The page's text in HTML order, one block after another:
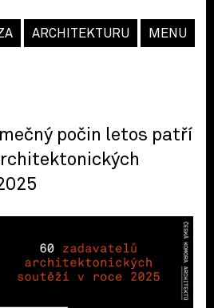
ARCHITEKTURU MENU
počin letos patří